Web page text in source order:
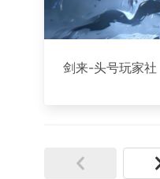
剑来-头号玩家社